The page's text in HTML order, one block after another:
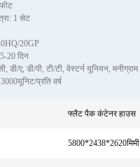
1 सेट
20GP
20 दिन
डी/ए, डी/पी, टी/टी, वेस्टर्न यूनियन, मनीग्राम
प्रति वर्ष
फ्लैट पैक कंटेनर हाउस
5800*2438*2620मिमी